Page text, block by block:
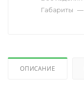
Габариты —
ОПИСАНИЕ